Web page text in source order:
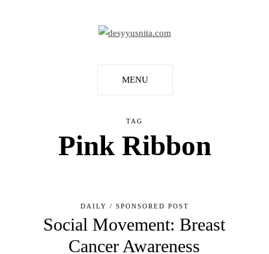
MENU
TAG
Pink Ribbon
DAILY / SPONSORED POST
Social Movement: Breast
Cancer Awareness